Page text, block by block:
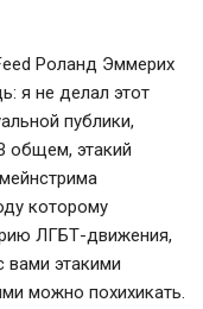
Роланд Эммерих
я не делал этот
публики,
общем, этакий
которому
ЛГБТ-движения,
вами этакими
можно похихикать.